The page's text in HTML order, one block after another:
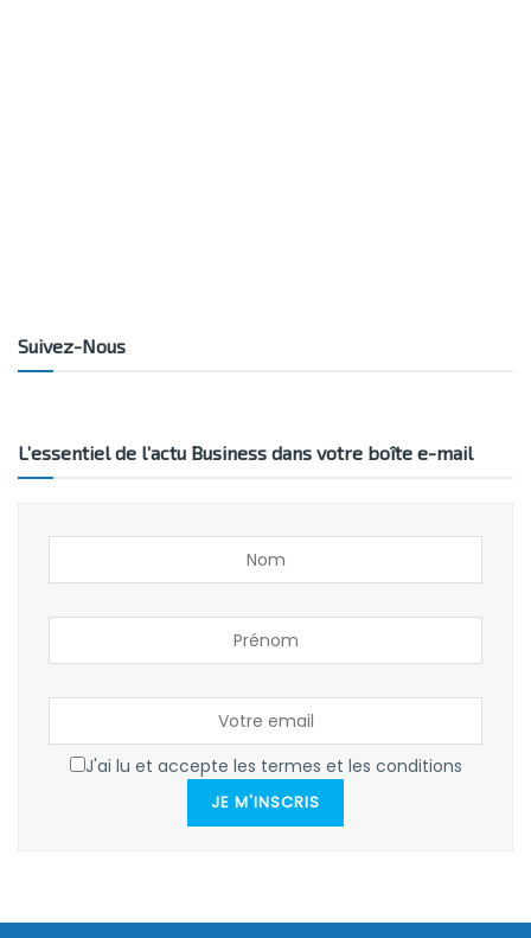
Suivez-Nous
L’essentiel de l’actu Business dans votre boîte e-mail
J'ai lu et accepte les termes et les conditions
JE M'INSCRIS